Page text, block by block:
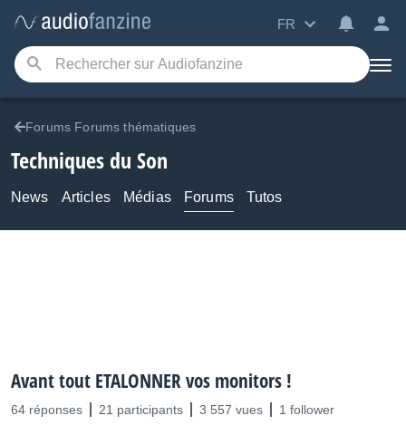
FR
Forums Forums thématiques
Techniques du Son
News Articles Médias Forums Tutos
Avant tout ETALONNER vos monitors !
64 réponses 21 participants 3 557 vues 1 follower